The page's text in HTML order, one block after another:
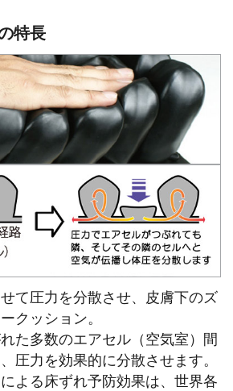
特長
て圧力を分散させ、皮膚下のズ
クッション。
た多数のエアセル（空気室）間
圧力を効果的に分散させます。
よる床ずれ予防効果は、世界各